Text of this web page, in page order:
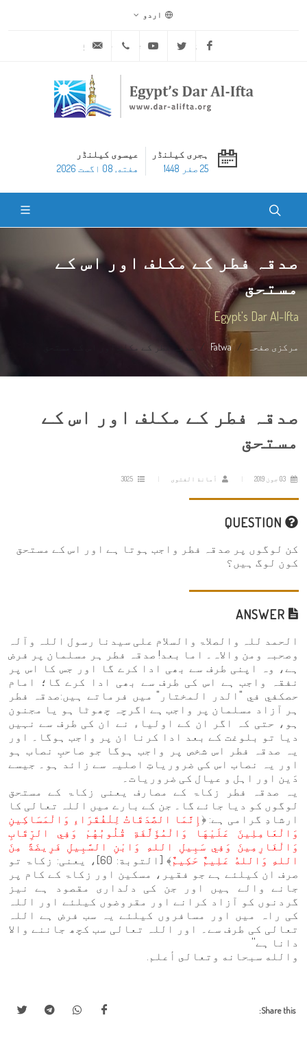
اردو
Facebook
Twitter
Youtube
ہجری کیلنڈر
25 صفر 1448
عیسوی کیلنڈر
هفته, 08 اگست 2026
صدقہ فطر کے مکلف اور اس کے
مستحق
Egypt's Dar Al-Ifta
مرکزی صفحہ Fatwa صدقہ فطر کے مکلف اور اس کے مستحق
صدقہ فطر کے مکلف اور اس کے
مستحق
أمانة الفتوى
کن لوگوں پر صدقہ فطر واجب ہوتا ہے اور اس کے مستحق
کون لوگ ہیں؟
الحمد للہ والصلاۃ والسلام علی سیدنا رسول اللہ وآلہ
وصحبہ ومن والاہ۔ اما بعد! صدقہ فطر ہر مسلمان پر فرض
ہے، وہ اپنی طرف سے بھی ادا کرے گا اور جس کا اس پر
نفقہ واجب ہے اس کی طرف سے بھی ادا کرے گا؛ امام
حصكفي في "الدر المختار" میں فرماتے ہیں:صدقہ فطر
ہر آزاد مسلمان پر واجب ہے اگرچہ چھوٹا ہو یا مجنون
ہو، حتی کہ اگر ان کے اولیاء نے ان کی طرف سے نہیں
دیا تو بلوغت کے بعد ادا کرنا ان پر واجب ہوگا۔ اور
یہ صدقہ فطر اس شخص پر واجب ہوگا جو صاحبِ نصاب ہو
اور یہ نصاب اس کی ضروریاتِ اصلیہ سے زائد ہو۔ جیسے
دَین اور اہل و عیال کی ضروریات۔
یہ صدقہ فطر زکاۃ کے مصارف یعنی زکاۃ کے مستحق
لوگوں کو دیا جائے گا۔ جن کے بارے میں اللہ تعالی کا
ارشادِ گرامی ہے: ﴿ إِنَّمَا الصَّدَقَاتُ لِلْفُقَرَاءِ وَالْمَسَاكِينِ
وَالْعَامِلِينَ عَلَيْهَا وَالْمُؤَلَّفَةِ قُلُوبُهُمْ وَفِي الرِّقَابِ
وَالْغَارِمِينَ وَفِي سَبِيلِ اللهِ وَابْنِ السَّبِيلِ فَرِيضَةً مِنَ
اللهِ وَاللهُ عَلِيمٌ حَكِيمٌ
﴾ [التوبة: 60]، یعنی: زکاۃ تو
صرف ان کیلئے ہے جو فقیر، مسکین اور زکاۃ کے کام پر
جانے والے ہیں اور جن کی دلداری مقصود ہے نیز
گردنوں کو آزاد کرانے اور مقروضوں کیلئے اور اللہ
کی راہ میں اور مسافروں کیلئے یہ سب فرض ہے اللہ
تعالی کی طرف سے۔ اور اللہ تعالی سب کچھ جاننے والا
دانا ہے''
والله سبحانه وتعالى أعلم.
Share this: